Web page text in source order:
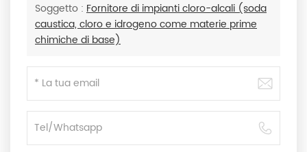
Soggetto : Fornitore di impianti cloro-alcali (soda
caustica, cloro e idrogeno come materie prime
chimiche di base)